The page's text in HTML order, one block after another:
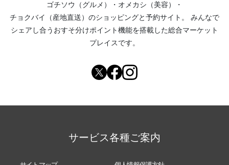
ゴチソウ（グルメ）
・ オメカシ（美容）
・
チョクバイ（産地直送） のショッピングと予約サイト。
みんなで
シェアし合う おすそ分けポイント機能を搭載した総合マーケット
プレイスです。
サービス各種ご案内